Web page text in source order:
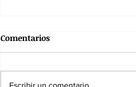
Comentarios
Escribir un comentario...